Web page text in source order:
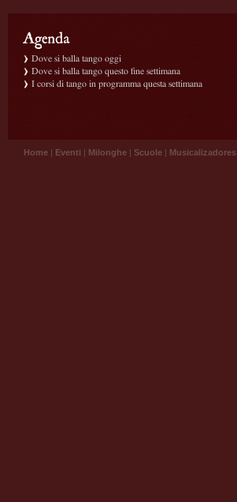
Dove si balla tango oggi
Dove si balla tango questo fine settimana
I corsi di tango in programma questa settimana
Home | Eventi | Milonghe | Scuole | Musicalizadores